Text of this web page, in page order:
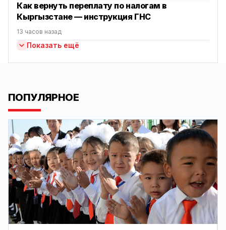
Как вернуть переплату по налогам в
Кыргызстане — инструкция ГНС
13 часов назад
Показать ещё
ПОПУЛЯРНОЕ